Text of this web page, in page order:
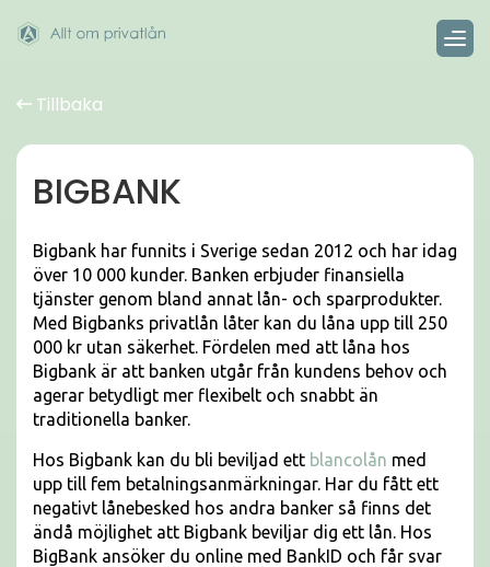
Tillbaka
BIGBANK
Bigbank har funnits i Sverige sedan 2012 och har idag
över 10 000 kunder. Banken erbjuder finansiella
tjänster genom bland annat lån- och sparprodukter.
Med Bigbanks privatlån låter kan du låna upp till 250
000 kr utan säkerhet. Fördelen med att låna hos
Bigbank är att banken utgår från kundens behov och
agerar betydligt mer flexibelt och snabbt än
traditionella banker.
Hos Bigbank kan du bli beviljad ett blancolån med
upp till fem betalningsanmärkningar. Har du fått ett
negativt lånebesked hos andra banker så finns det
ändå möjlighet att Bigbank beviljar dig ett lån. Hos
BigBank ansöker du online med BankID och får svar